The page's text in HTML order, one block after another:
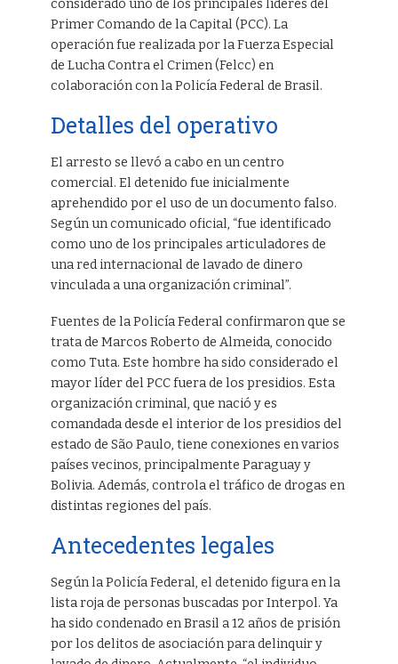
considerado uno de los principales líderes del
Primer Comando de la Capital (PCC). La
operación fue realizada por la Fuerza Especial
de Lucha Contra el Crimen (Felcc) en
colaboración con la Policía Federal de Brasil.
Detalles del operativo
El arresto se llevó a cabo en un centro
comercial. El detenido fue inicialmente
aprehendido por el uso de un documento falso.
Según un comunicado oficial, “fue identificado
como uno de los principales articuladores de
una red internacional de lavado de dinero
vinculada a una organización criminal”.
Fuentes de la Policía Federal confirmaron que se
trata de Marcos Roberto de Almeida, conocido
como Tuta. Este hombre ha sido considerado el
mayor líder del PCC fuera de los presidios. Esta
organización criminal, que nació y es
comandada desde el interior de los presidios del
estado de São Paulo, tiene conexiones en varios
países vecinos, principalmente Paraguay y
Bolivia. Además, controla el tráfico de drogas en
distintas regiones del país.
Antecedentes legales
Según la Policía Federal, el detenido figura en la
lista roja de personas buscadas por Interpol. Ya
ha sido condenado en Brasil a 12 años de prisión
por los delitos de asociación para delinquir y